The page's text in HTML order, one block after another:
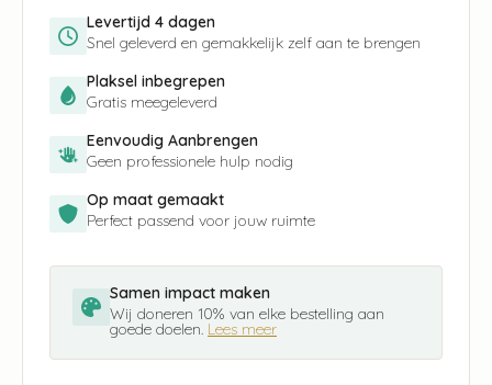
Levertijd 4 dagen
Snel geleverd en gemakkelijk zelf aan te brengen
Plaksel inbegrepen
Gratis meegeleverd
Eenvoudig Aanbrengen
Geen professionele hulp nodig
Op maat gemaakt
Perfect passend voor jouw ruimte
Samen impact maken
Wij doneren 10% van elke bestelling aan
goede doelen. Lees meer